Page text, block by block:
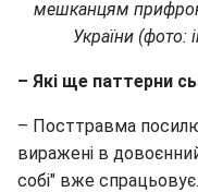
мешканцям
України (фото:
– Які ще паттерни
– Посттравма
виражені в
собі" вже